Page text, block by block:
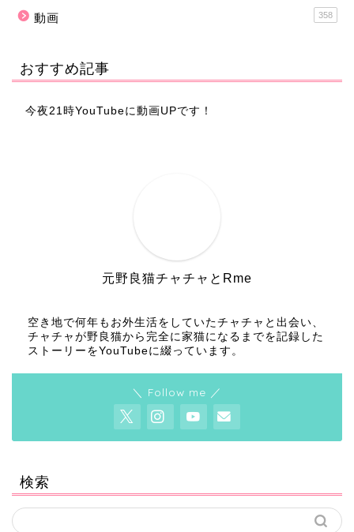
動画 358
おすすめ記事
今夜21時YouTubeに動画UPです！
元野良猫チャチャとRme
空き地で何年もお外生活をしていたチャチャと出会い、
チャチャが野良猫から完全に家猫になるまでを記録した
ストーリーをYouTubeに綴っています。
＼ Follow me ／
検索